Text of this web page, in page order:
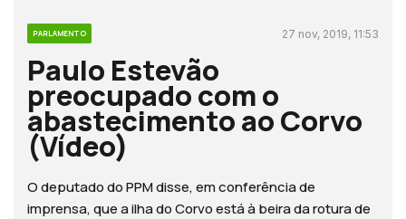
PARLAMENTO 27 nov, 2019, 11:53
Paulo Estevão
preocupado com o
abastecimento ao Corvo
(Vídeo)
O deputado do PPM disse, em conferência de
imprensa, que a ilha do Corvo está à beira da rotura de